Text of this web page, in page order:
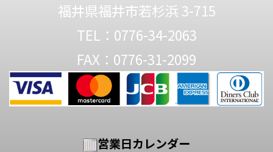
福井県福井市若杉浜 3-715
TEL：0776-34-2063
FAX：0776-31-2099
営業日カレンダー